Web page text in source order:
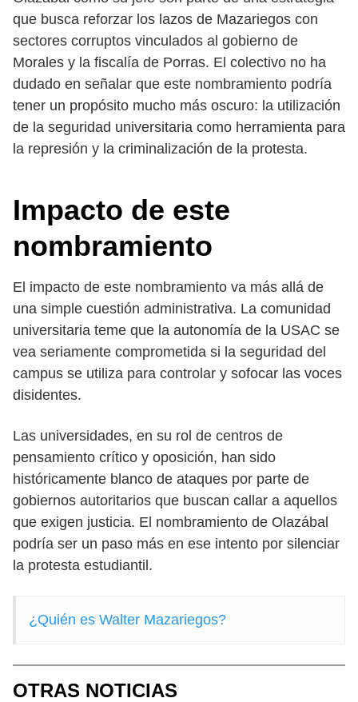
que busca reforzar los lazos de Mazariegos con
sectores corruptos vinculados al gobierno de
Morales y la fiscalía de Porras. El colectivo no ha
dudado en señalar que este nombramiento podría
tener un propósito mucho más oscuro: la utilización
de la seguridad universitaria como herramienta para
la represión y la criminalización de la protesta.
Impacto de este
nombramiento
El impacto de este nombramiento va más allá de
una simple cuestión administrativa. La comunidad
universitaria teme que la autonomía de la USAC se
vea seriamente comprometida si la seguridad del
campus se utiliza para controlar y sofocar las voces
disidentes.
Las universidades, en su rol de centros de
pensamiento crítico y oposición, han sido
históricamente blanco de ataques por parte de
gobiernos autoritarios que buscan callar a aquellos
que exigen justicia. El nombramiento de Olazábal
podría ser un paso más en ese intento por silenciar
la protesta estudiantil.
¿Quién es Walter Mazariegos?
OTRAS NOTICIAS